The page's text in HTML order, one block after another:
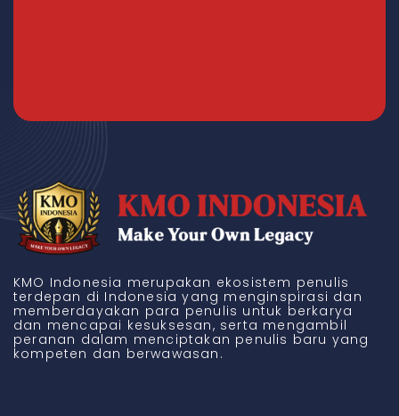
KMO Indonesia merupakan ekosistem penulis
terdepan di Indonesia yang menginspirasi dan
memberdayakan para penulis untuk berkarya
dan mencapai kesuksesan, serta mengambil
peranan dalam menciptakan penulis baru yang
kompeten dan berwawasan.